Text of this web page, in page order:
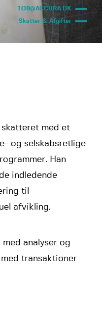
TOB@ACCURA.DK
Skatter & Afgifter
med et
og selskabsretlige
Han
indledende
til
afvikling.
analyser og
transaktioner